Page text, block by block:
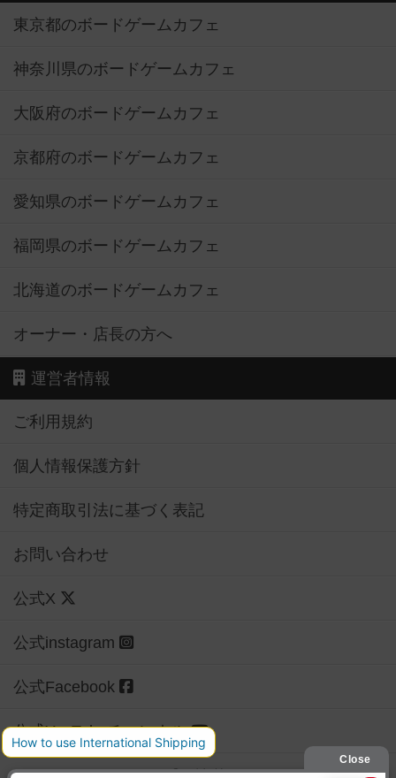
東京都のボードゲームカフェ
神奈川県のボードゲームカフェ
大阪府のボードゲームカフェ
京都府のボードゲームカフェ
愛知県のボードゲームカフェ
福岡県のボードゲームカフェ
北海道のボードゲームカフェ
オーナー・店長の方へ
運営者情報
ご利用規約
個人情報保護方針
特定商取引法に基づく表記
お問い合わせ
公式X
公式instagram
公式Facebook
公式YouTubeチャンネル
Copyright (c)